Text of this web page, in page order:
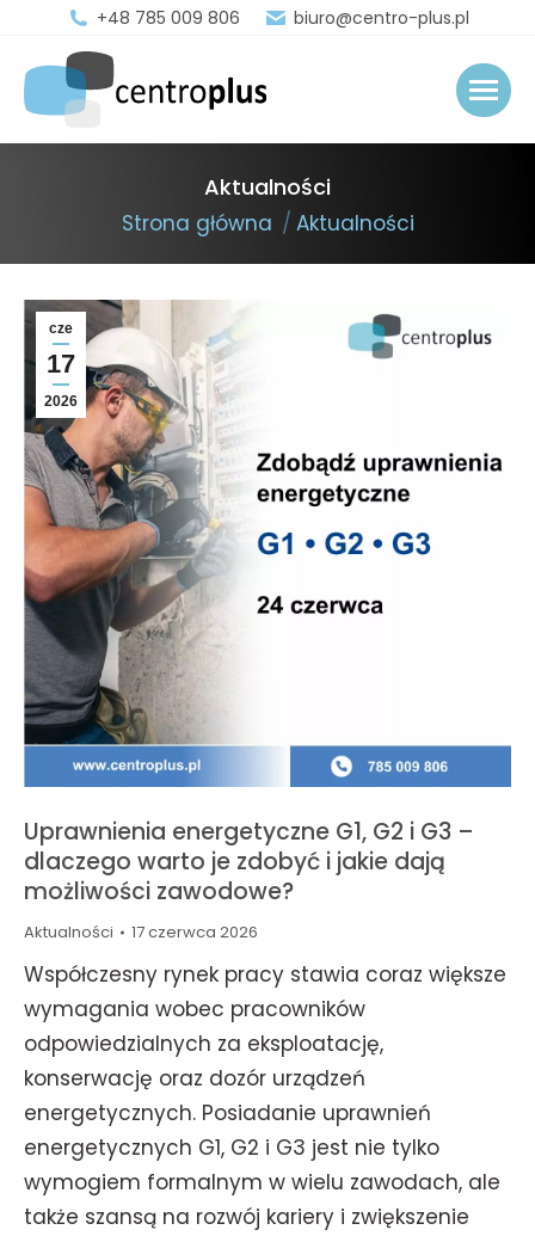
+48 785 009 806 biuro@centro-plus.pl
Aktualności
You are here:
Strona główna Aktualności
cze
17
2026
Uprawnienia energetyczne G1, G2 i G3 –
dlaczego warto je zdobyć i jakie dają
możliwości zawodowe?
Aktualności 17 czerwca 2026
Współczesny rynek pracy stawia coraz większe
wymagania wobec pracowników
odpowiedzialnych za eksploatację,
konserwację oraz dozór urządzeń
energetycznych. Posiadanie uprawnień
energetycznych G1, G2 i G3 jest nie tylko
wymogiem formalnym w wielu zawodach, ale
także szansą na rozwój kariery i zwiększenie